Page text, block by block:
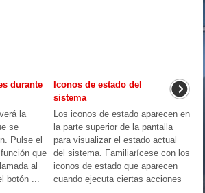
durante
la
se
Pulse el
que
al
botón ...
Iconos de estado del
sistema
Los iconos de estado aparecen en
la parte superior de la pantalla
para visualizar el estado actual
del sistema. Familiarícese con los
iconos de estado que aparecen
cuando ejecuta ciertas acciones